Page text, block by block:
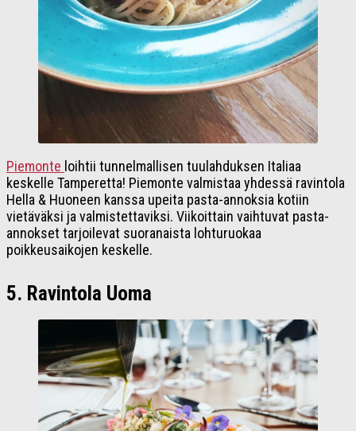
Piemonte loihtii tunnelmallisen tuulahduksen Italiaa
keskelle Tamperetta! Piemonte valmistaa yhdessä ravintola
Hella & Huoneen kanssa upeita pasta-annoksia kotiin
vietäväksi ja valmistettaviksi. Viikoittain vaihtuvat pasta-
annokset tarjoilevat suoranaista lohturuokaa
poikkeusaikojen keskelle.
5. Ravintola Uoma